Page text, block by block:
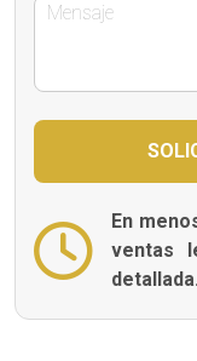
En
ventas
detallada.